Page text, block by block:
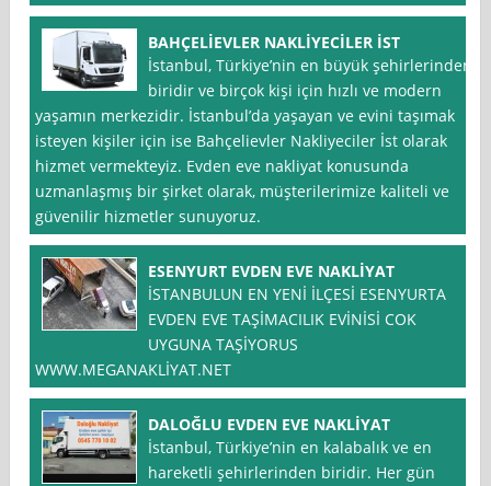
BAHÇELİEVLER NAKLİYECİLER İST
İstanbul, Türkiye’nin en büyük şehirlerinden
biridir ve birçok kişi için hızlı ve modern
yaşamın merkezidir. İstanbul’da yaşayan ve evini taşımak
isteyen kişiler için ise Bahçelievler Nakliyeciler İst olarak
hizmet vermekteyiz. Evden eve nakliyat konusunda
uzmanlaşmış bir şirket olarak, müşterilerimize kaliteli ve
güvenilir hizmetler sunuyoruz.
ESENYURT EVDEN EVE NAKLİYAT
İSTANBULUN EN YENİ İLÇESİ ESENYURTA
EVDEN EVE TAŞİMACILIK EVİNİSİ COK
UYGUNA TAŞİYORUS
WWW.MEGANAKLİYAT.NET
DALOĞLU EVDEN EVE NAKLİYAT
İstanbul, Türkiye’nin en kalabalık ve en
hareketli şehirlerinden biridir. Her gün